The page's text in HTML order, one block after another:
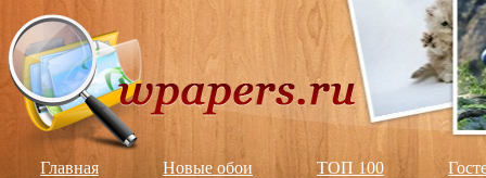
Главная Новые обои ТОП 100